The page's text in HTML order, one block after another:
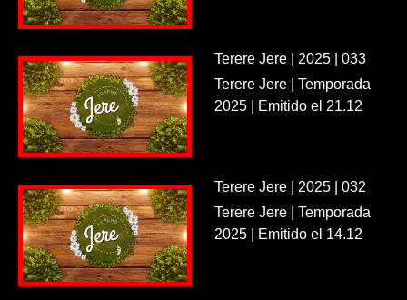
Terere Jere | 2025 | 033
Terere Jere | Temporada
2025 | Emitido el 21.12
Terere Jere | 2025 | 032
Terere Jere | Temporada
2025 | Emitido el 14.12